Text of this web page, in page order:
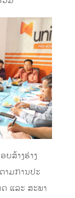
ສ້າງຮ່າງ
າມການປະ
ແລະ ສະພາ